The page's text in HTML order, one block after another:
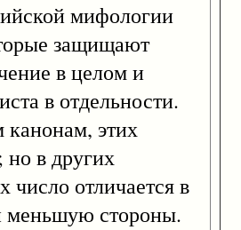
мифологии
защищают
в целом и
в отдельности.
этих
но в других
число отличается в
стороны.